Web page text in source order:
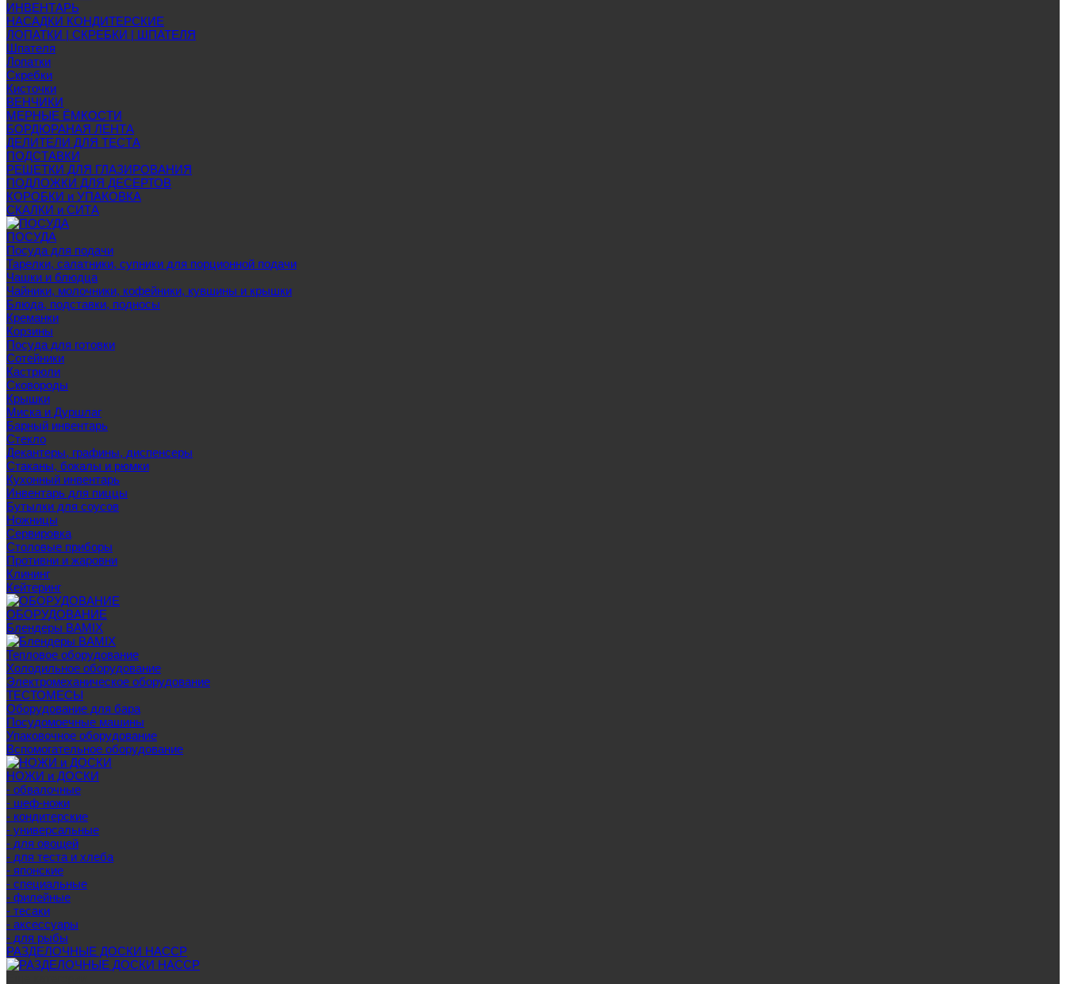
ИНВЕНТАРЬ
НАСАДКИ КОНДИТЕРСКИЕ
ЛОПАТКИ | СКРЕБКИ | ШПАТЕЛЯ
Шпателя
Лопатки
Скребки
Кисточки
ВЕНЧИКИ
МЕРНЫЕ ЁМКОСТИ
БОРДЮРАНАЯ ЛЕНТА
ДЕЛИТЕЛИ ДЛЯ ТЕСТА
ПОДСТАВКИ
РЕШЕТКИ ДЛЯ ГЛАЗИРОВАНИЯ
ПОДЛОЖКИ ДЛЯ ДЕСЕРТОВ
КОРОБКИ и УПАКОВКА
СКАЛКИ и СИТА
ПОСУДА
Посуда для подачи
Тарелки, салатники, супники для порционной подачи
Чашки и блюдца
Чайники, молочники, кофейники, кувшины и крышки
Блюда, подставки, подносы
Креманки
Корзины
Посуда для готовки
Сотейники
Кастрюли
Сковороды
Крышки
Миска и Дуршлаг
Барный инвентарь
Стекло
Декантеры, графины, диспенсеры
Стаканы, бокалы и рюмки
Кухонный инвентарь
Инвентарь для пиццы
Бутылки для соусов
Ножницы
Сервировка
Столовые приборы
Противни и жаровни
Клининг
Кейтеринг
ОБОРУДОВАНИЕ
Блендеры BAMIX
Тепловое оборудование
Холодильное оборудование
Электромеханическое оборудование
ТЕСТОМЕСЫ
Оборудование для бара
Посудомоечные машины
Упаковочное оборудование
Вспомогательное оборудование
НОЖИ и ДОСКИ
- обвалочные
- шеф-ножи
- кондитерские
- универсальные
- для овощей
- для теста и хлеба
- японские
- специальные
- филейные
- тесаки
- аксессуары
- для рыбы
РАЗДЕЛОЧНЫЕ ДОСКИ HACCP